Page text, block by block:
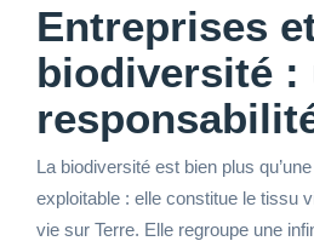
Entreprises
biodiversité :
La biodiversité est bien plus
exploitable : elle constitue le tissu
vie sur Terre. Elle regroupe une